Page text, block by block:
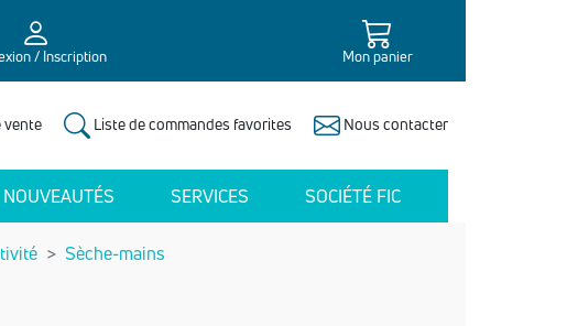
/ Inscription Mon panier
vente Liste de commandes favorites Nous contacter
NOUVEAUTÉS SERVICES SOCIÉTÉ FIC
Sèche-mains